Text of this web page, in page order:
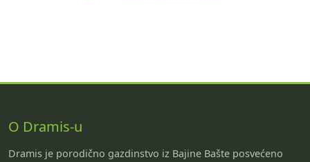
O Dramis-u
Dramis je porodično gazdinstvo iz Bajine Bašte posvećeno